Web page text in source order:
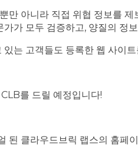
만 아니라 직접 위협 정보를 제
가 모두 검증하고, 양질의 정
는 고객들도 등록한 웹 사이
를 드릴 예정입니다!
된 클라우드브릭 랩스의 홈페